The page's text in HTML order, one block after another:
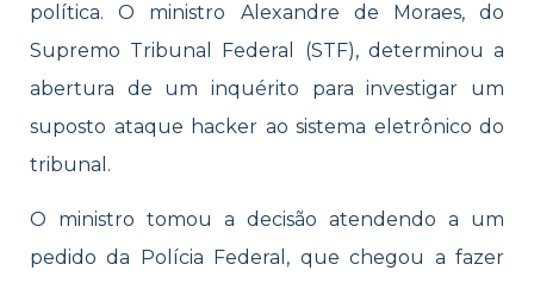
política. O ministro Alexandre de Moraes, do
Supremo Tribunal Federal (STF), determinou a
abertura de um inquérito para investigar um
suposto ataque hacker ao sistema eletrônico do
tribunal.
O ministro tomou a decisão atendendo a um
pedido da Polícia Federal, que chegou a fazer